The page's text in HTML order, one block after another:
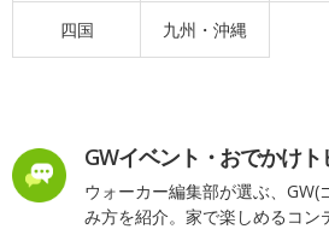
四国 九州・沖縄
GWイベント・おでかけト
ウォーカー編集部が選ぶ、GW(
み方を紹介。家で楽しめるコン